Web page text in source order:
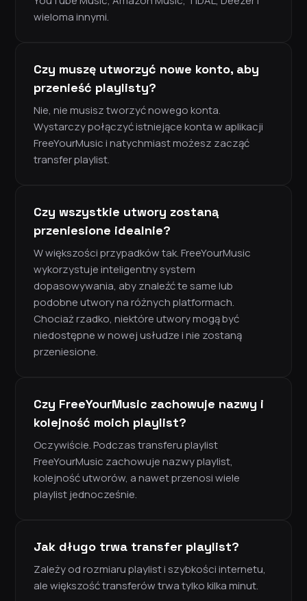
wieloma innymi.
Czy muszę utworzyć nowe konto, aby
przenieść playlisty?
Nie, nie musisz tworzyć nowego konta.
Wystarczy połączyć istniejące konta w aplikacji
FreeYourMusic i natychmiast możesz zacząć
transfer playlist.
Czy wszystkie utwory zostaną
przeniesione idealnie?
W większości przypadków tak. FreeYourMusic
wykorzystuje inteligentny system
dopasowywania, aby znaleźć te same lub
podobne utwory na różnych platformach.
Chociaż rzadko, niektóre utwory mogą być
niedostępne w nowej usłudze i nie zostaną
przeniesione.
Czy FreeYourMusic zachowuje nazwy i
kolejność moich playlist?
Oczywiście. Podczas transferu playlist
FreeYourMusic zachowuje nazwy playlist,
kolejność utworów, a nawet przenosi wiele
playlist jednocześnie.
Jak długo trwa transfer playlist?
Zależy od rozmiaru playlist i szybkości internetu,
ale większość transferów trwa tylko kilka minut.